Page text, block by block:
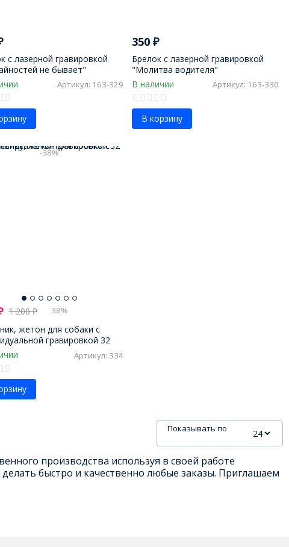
с лазерной гравировкой
не бывает"
Артикул: 163-329
350 ₽
Брелок с лазерной гравировкой
"Молитва водителя"
В наличии
Артикул: 163-330
В корзину
-38%
1 200₽ 38%
жетон для собаки с
гравировкой 32
Артикул: 334
Показывать по
производства используя в своей работе
быстро и качественно любые заказы. Приглашаем